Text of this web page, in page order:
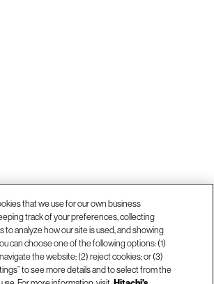
们： +1.408.324.0920
我们的位置
that we use for our own business
track of your preferences, collecting
to analyze how our site is used, and showing
can choose one of the following options: (1)
the website; (2) reject cookies; or (3)
to see more details and to select from the